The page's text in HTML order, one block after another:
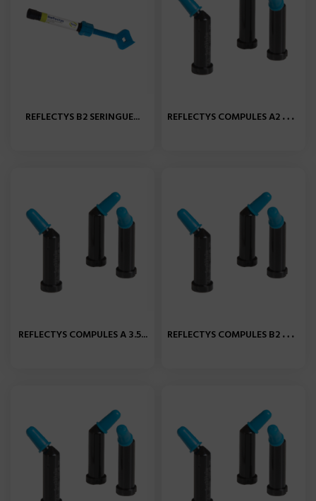
REFLECTYS B2 SERINGUE... R
EFLECTYS COMPULES A2 X20...
REFLECTYS COMPULES A 3.5... R
EFLECTYS COMPULES B2 X20...